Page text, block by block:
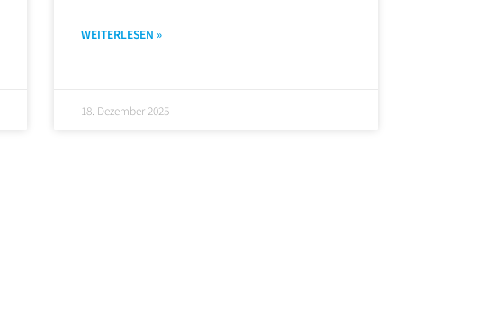
WEITERLESEN »
18. Dezember 2025